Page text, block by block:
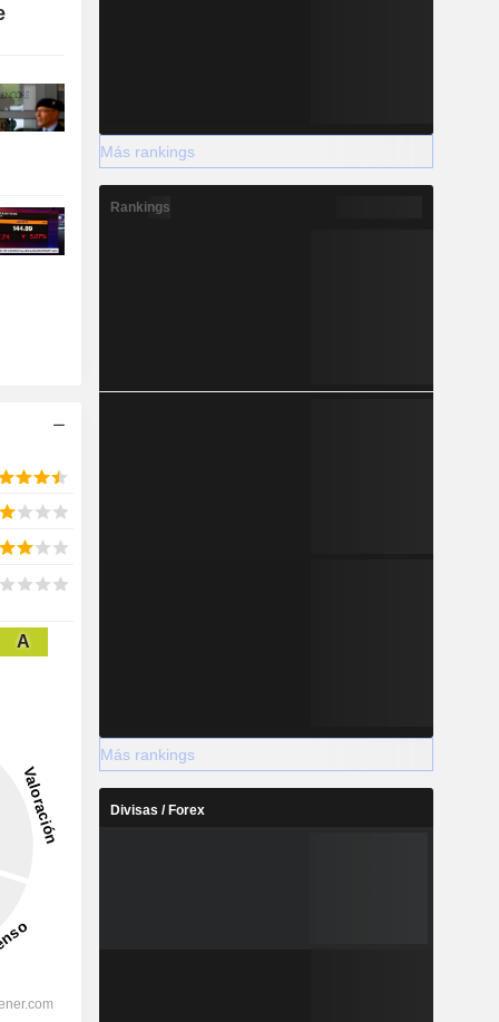
A
Más rankings
Rankings
Más rankings
Divisas / Forex